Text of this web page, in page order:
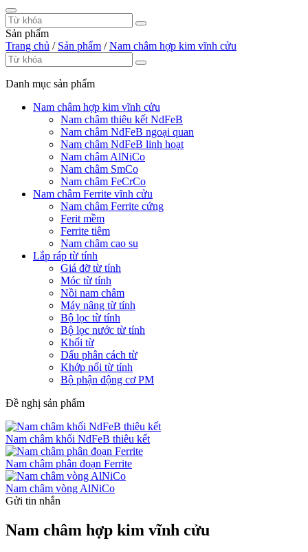
Sản phẩm
Trang chủ / Sản phẩm /Nam châm hợp kim vĩnh cửu
Danh mục sản phẩm
Nam châm hợp kim vĩnh cửu
Nam châm thiêu kết NdFeB
Nam châm NdFeB ngoại quan
Nam châm NdFeB linh hoạt
Nam châm AlNiCo
Nam châm SmCo
Nam châm FeCrCo
Nam châm Ferrite vĩnh cửu
Nam châm Ferrite cứng
Ferit mềm
Ferrite tiêm
Nam châm cao su
Lắp ráp từ tính
Giá đỡ từ tính
Móc từ tính
Nồi nam châm
Máy nâng từ tính
Bộ lọc từ tính
Bộ lọc nước từ tính
Khối từ
Dấu phân cách từ
Khớp nối từ tính
Bộ phận động cơ PM
Đề nghị sản phẩm
Nam châm khối NdFeB thiêu kết
Nam châm phân đoạn Ferrite
Nam châm vòng AlNiCo
Gửi tin nhắn
Nam châm hợp kim vĩnh cửu